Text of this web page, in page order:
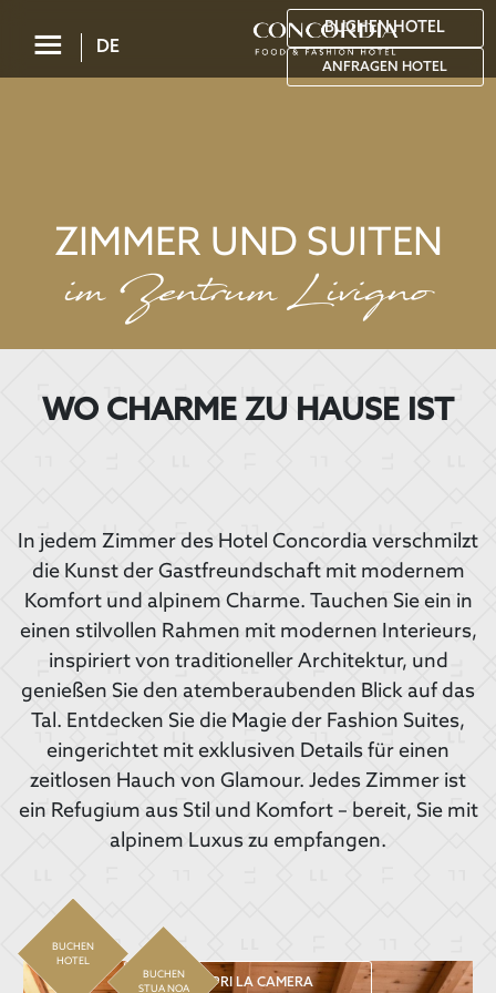
☰ DE
BUCHEN HOTEL
ANFRAGEN HOTEL
ZIMMER UND SUITEN
im Zentrum Livigno
WO CHARME ZU HAUSE IST
In jedem Zimmer des Hotel Concordia verschmilzt
die Kunst der Gastfreundschaft mit modernem
Komfort und alpinem Charme. Tauchen Sie ein in
einen stilvollen Rahmen mit modernen Interieurs,
inspiriert von traditioneller Architektur, und
genießen Sie den atemberaubenden Blick auf das
Tal. Entdecken Sie die Magie der Fashion Suites,
eingerichtet mit exklusiven Details für einen
zeitlosen Hauch von Glamour. Jedes Zimmer ist
ein Refugium aus Stil und Komfort – bereit, Sie mit
alpinem Luxus zu empfangen.
SCOPRI LA CAMERA
BUCHEN
HOTEL
BUCHEN
STUA NOA